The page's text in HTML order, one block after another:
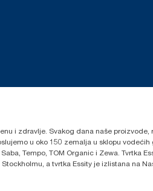
i zdravlje. Svakog dana naše
u oko 150 zemalja u sklopu
Tempo, TOM Organic i Zewa.
a tvrtka Essity je izlistana na